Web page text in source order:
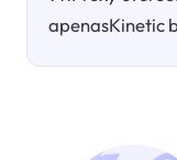
apenasKinetic